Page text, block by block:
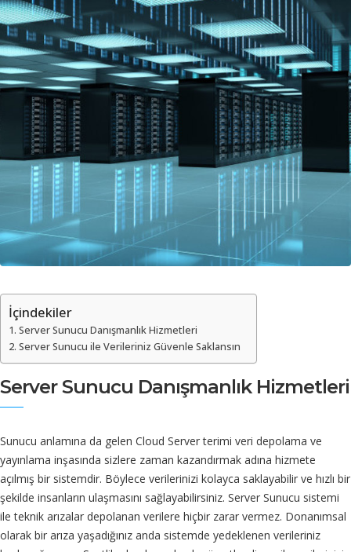
İçindekiler
Server Sunucu Danışmanlık Hizmetleri
Server Sunucu ile Verileriniz Güvenle Saklansın
Server Sunucu Danışmanlık Hizmetleri
Sunucu anlamına da gelen Cloud Server terimi veri depolama ve
yayınlama inşasında sizlere zaman kazandırmak adına hizmete
açılmış bir sistemdir. Böylece verilerinizi kolayca saklayabilir ve hızlı bir
şekilde insanların ulaşmasını sağlayabilirsiniz. Server Sunucu sistemi
ile teknik arızalar depolanan verilere hiçbir zarar vermez. Donanımsal
olarak bir arıza yaşadığınız anda sistemde yedeklenen verileriniz